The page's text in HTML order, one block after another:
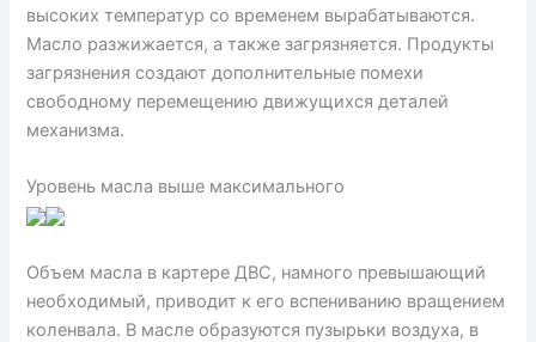
высоких температур со временем вырабатываются.
Масло разжижается, а также загрязняется. Продукты
загрязнения создают дополнительные помехи
свободному перемещению движущихся деталей
механизма.
Уровень масла выше максимального
Объем масла в картере ДВС, намного превышающий
необходимый, приводит к его вспениванию вращением
коленвала. В масле образуются пузырьки воздуха, в